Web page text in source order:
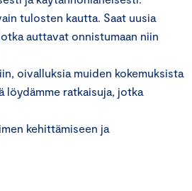
tulosten kautta. Saat uusia
auttavat onnistumaan niin
oivalluksia muiden kokemuksista
löydämme ratkaisuja, jotka
kehittämiseen ja